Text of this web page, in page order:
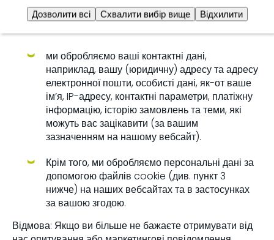
Дозволити всі Схвалити вибір вище Відхилити
ми обробляємо ваші контактні дані,
наприклад, вашу (юридичну) адресу та адресу
електронної пошти, особисті дані, як-от ваше
ім’я, IP-адресу, контактні параметри, платіжну
інформацію, історію замовлень та теми, які
можуть вас зацікавити (за вашим
зазначенням на нашому вебсайт).
Крім того, ми обробляємо персональні дані за
допомогою файлів cookie (див. пункт 3
нижче) на наших вебсайтах та в застосунках
за вашою згодою.
Відмова: Якщо ви більше не бажаєте отримувати від